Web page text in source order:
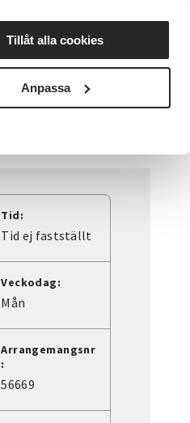
Tillåt alla cookies
Anpassa
Nyheter Avdelningar
Tid:
Tid ej fastställt
Veckodag:
Mån
Arrangemangsnr
:
56669